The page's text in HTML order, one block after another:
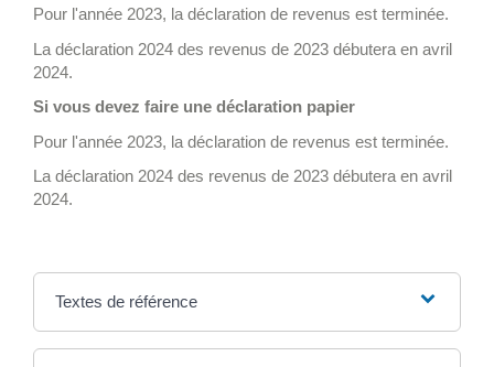
Pour l'année 2023, la déclaration de revenus est terminée.
La déclaration 2024 des revenus de 2023 débutera en avril
2024.
Si vous devez faire une déclaration papier
Pour l'année 2023, la déclaration de revenus est terminée.
La déclaration 2024 des revenus de 2023 débutera en avril
2024.
Textes de référence